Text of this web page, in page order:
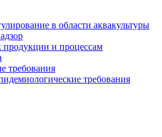
в области аквакультуры
продукции и процессам
требования
требования